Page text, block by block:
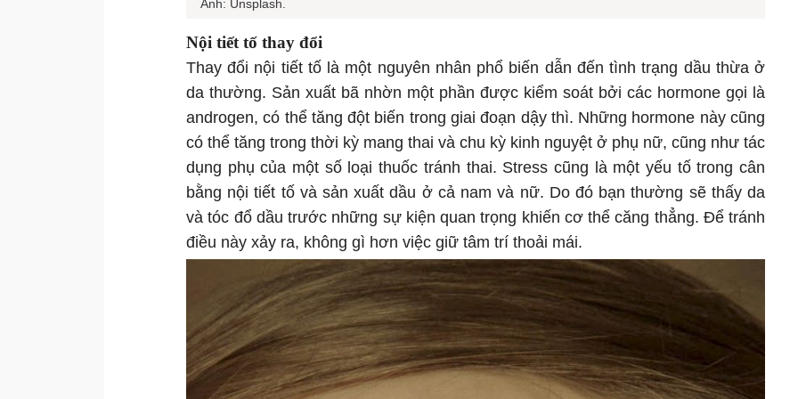
Ảnh: Unsplash.
Nội tiết tố thay đổi
Thay đổi nội tiết tố là một nguyên nhân phổ biến dẫn đến tình trạng dầu thừa ở
da thường. Sản xuất bã nhờn một phần được kiểm soát bởi các hormone gọi là
androgen, có thể tăng đột biến trong giai đoạn dậy thì. Những hormone này cũng
có thể tăng trong thời kỳ mang thai và chu kỳ kinh nguyệt ở phụ nữ, cũng như tác
dụng phụ của một số loại thuốc tránh thai. Stress cũng là một yếu tố trong cân
bằng nội tiết tố và sản xuất dầu ở cả nam và nữ. Do đó bạn thường sẽ thấy da
và tóc đổ dầu trước những sự kiện quan trọng khiến cơ thể căng thẳng. Để tránh
điều này xảy ra, không gì hơn việc giữ tâm trí thoải mái.